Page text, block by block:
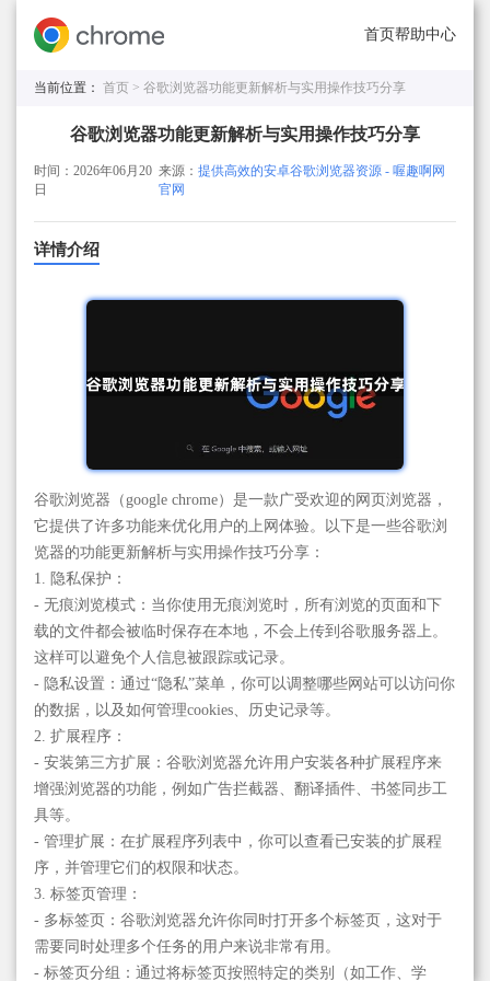
首页帮助中心
当前位置： 首页 > 谷歌浏览器功能更新解析与实用操作技巧分享
谷歌浏览器功能更新解析与实用操作技巧分享
时间：2026年06月20
日
来源：提供高效的安卓谷歌浏览器资源 - 喔趣啊网
官网
详情介绍
谷歌浏览器（google chrome）是一款广受欢迎的网页浏览器，
它提供了许多功能来优化用户的上网体验。以下是一些谷歌浏
览器的功能更新解析与实用操作技巧分享：
1. 隐私保护：
- 无痕浏览模式：当你使用无痕浏览时，所有浏览的页面和下
载的文件都会被临时保存在本地，不会上传到谷歌服务器上。
这样可以避免个人信息被跟踪或记录。
- 隐私设置：通过“隐私”菜单，你可以调整哪些网站可以访问你
的数据，以及如何管理cookies、历史记录等。
2. 扩展程序：
- 安装第三方扩展：谷歌浏览器允许用户安装各种扩展程序来
增强浏览器的功能，例如广告拦截器、翻译插件、书签同步工
具等。
- 管理扩展：在扩展程序列表中，你可以查看已安装的扩展程
序，并管理它们的权限和状态。
3. 标签页管理：
- 多标签页：谷歌浏览器允许你同时打开多个标签页，这对于
需要同时处理多个任务的用户来说非常有用。
- 标签页分组：通过将标签页按照特定的类别（如工作、学